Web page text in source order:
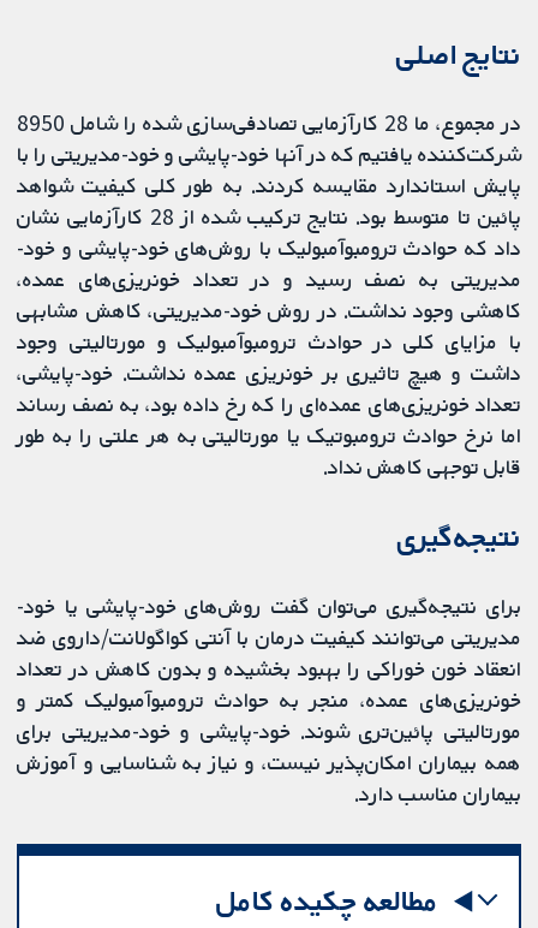
نتایج اصلی
در مجموع، ما 28 کارآزمایی تصادفی‌سازی شده را شامل 8950
شرکت‌کننده یافتیم که در آنها خود-پایشی و خود-مدیریتی را با
پایش استاندارد مقایسه کردند. به طور کلی کیفیت شواهد
پائین تا متوسط بود. نتایج ترکیب شده از 28 کارآزمایی نشان
داد که حوادث ترومبوآمبولیک با روش‌های خود-پایشی و خود-
مدیریتی به نصف رسید و در تعداد خونریزی‌های عمده،
کاهشی وجود نداشت. در روش خود-مدیریتی، کاهش مشابهی
با مزایای کلی در حوادث ترومبوآمبولیک و مورتالیتی وجود
داشت و هیچ تاثیری بر خونریزی عمده نداشت. خود-پایشی،
تعداد خونریزی‌های عمده‌ای را که رخ داده بود، به نصف رساند
اما نرخ حوادث ترومبوتیک یا مورتالیتی به هر علتی را به طور
قابل توجهی کاهش نداد.
نتیجه‌گیری
برای نتیجه‌گیری می‌توان گفت روش‌های خود-پایشی یا خود-
مدیریتی می‌توانند کیفیت درمان با آنتی کواگولانت/داروی ضد
انعقاد خون خوراکی را بهبود بخشیده و بدون کاهش در تعداد
خونریزی‌های عمده، منجر به حوادث ترومبوآمبولیک کمتر و
مورتالیتی پائین‌تری شوند. خود-پایشی و خود-مدیریتی برای
همه بیماران امکان‌پذیر نیست، و نیاز به شناسایی و آموزش
بیماران مناسب دارد.
مطالعه چکیده کامل